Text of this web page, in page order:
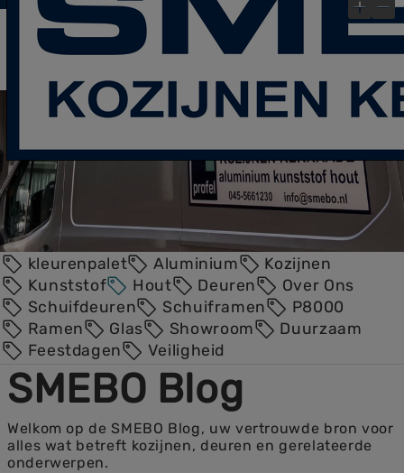
Bekijk gauw onze laatste Blog- Post! ×
kleurenpalet Aluminium
Kozijnen
Kunststof
Hout Deuren
Over Ons
Schuifdeuren
Schuiframen
P8000
Ramen
Glas Showroom
Duurzaam
Feestdagen
Veiligheid
SMEBO Blog
Welkom op de SMEBO Blog, uw vertrouwde bron voor
alles wat betreft kozijnen, deuren en gerelateerde
onderwerpen.